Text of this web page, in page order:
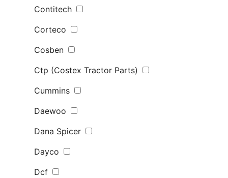
Contitech
Corteco
Cosben
Ctp (Costex Tractor Parts)
Cummins
Daewoo
Dana Spicer
Dayco
Dcf